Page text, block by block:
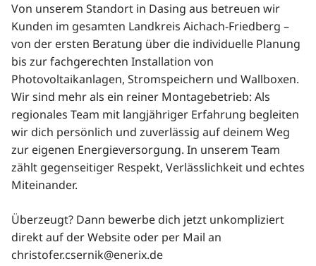
Von unserem Standort in Dasing aus betreuen wir
Kunden im gesamten Landkreis Aichach-Friedberg –
von der ersten Beratung über die individuelle Planung
bis zur fachgerechten Installation von
Photovoltaikanlagen, Stromspeichern und Wallboxen.
Wir sind mehr als ein reiner Montagebetrieb: Als
regionales Team mit langjähriger Erfahrung begleiten
wir dich persönlich und zuverlässig auf deinem Weg
zur eigenen Energieversorgung. In unserem Team
zählt gegenseitiger Respekt, Verlässlichkeit und echtes
Miteinander.
Überzeugt? Dann bewerbe dich jetzt unkompliziert
direkt auf der Website oder per Mail an
christofer.csernik@enerix.de